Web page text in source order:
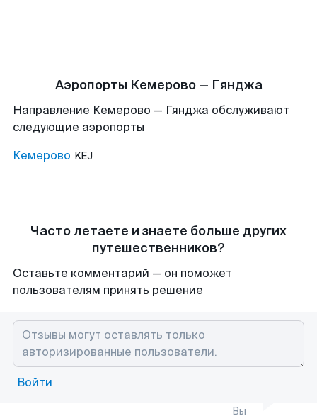
Аэропорты Кемерово — Гянджа
Направление Кемерово — Гянджа обслуживают
следующие аэропорты
Кемерово KEJ
Часто летаете и знаете больше других
путешественников?
Оставьте комментарий — он поможет
пользователям принять решение
Войти
Вы